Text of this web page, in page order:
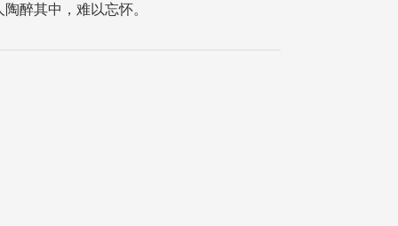
醉其中，难以忘怀。